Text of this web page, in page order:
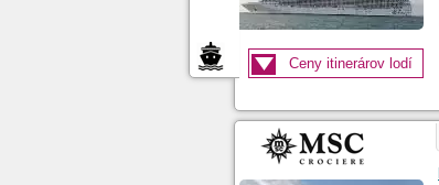
Ceny itinerárov lodí